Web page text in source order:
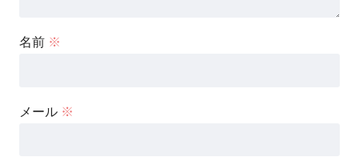
名前 ※
メール ※